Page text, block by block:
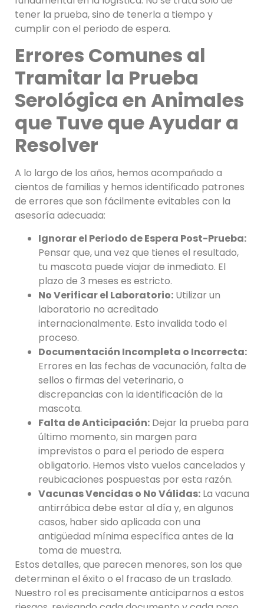
tener la prueba, sino de tenerla a tiempo y
cumplir con el periodo de espera.
Errores Comunes al
Tramitar la Prueba
Serológica en Animales
que Tuve que Ayudar a
Resolver
A lo largo de los años, hemos acompañado a
cientos de familias y hemos identificado patrones
de errores que son fácilmente evitables con la
asesoría adecuada:
Ignorar el Periodo de Espera Post-Prueba:
Pensar que, una vez que tienes el resultado,
tu mascota puede viajar de inmediato. El
plazo de 3 meses es estricto.
No Verificar el Laboratorio: Utilizar un
laboratorio no acreditado
internacionalmente. Esto invalida todo el
proceso.
Documentación Incompleta o Incorrecta:
Errores en las fechas de vacunación, falta de
sellos o firmas del veterinario, o
discrepancias con la identificación de la
mascota.
Falta de Anticipación: Dejar la prueba para
último momento, sin margen para
imprevistos o para el periodo de espera
obligatorio. Hemos visto vuelos cancelados y
reubicaciones pospuestas por esta razón.
Vacunas Vencidas o No Válidas: La vacuna
antirrábica debe estar al día y, en algunos
casos, haber sido aplicada con una
antigüedad mínima específica antes de la
toma de muestra.
Estos detalles, que parecen menores, son los que
determinan el éxito o el fracaso de un traslado.
Nuestro rol es precisamente anticiparnos a estos